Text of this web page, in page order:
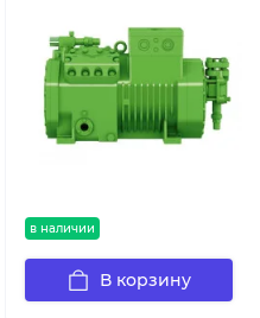
в наличии
В корзину